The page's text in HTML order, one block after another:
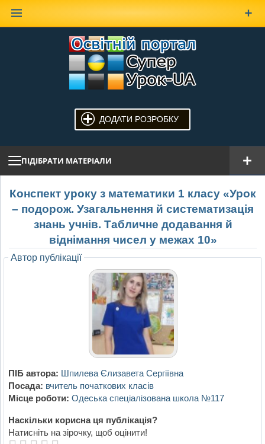
ДОДАТИ РОЗРОБКУ
ПІДІБРАТИ МАТЕРІАЛИ
Конспект уроку з математики 1 класу «Урок
– подорож. Узагальнення й систематизація
знань учнів. Табличне додавання й
віднімання чисел у межах 10»
Автор публікації
ПІБ автора: Шпилева Єлизавета Сергіївна
Посада: вчитель початкових класів
Місце роботи: Одеська спеціалізована школа №117
Наскільки корисна ця публікація?
Натисніть на зірочку, щоб оцінити!